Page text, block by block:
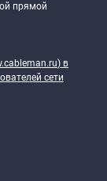
прямой
) в
сети